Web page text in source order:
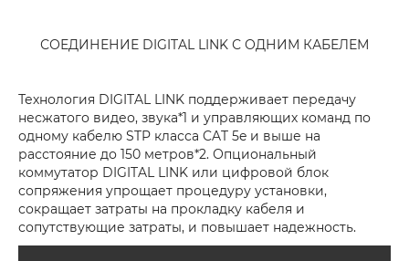
СОЕДИНЕНИЕ DIGITAL LINK С ОДНИМ КАБЕЛЕМ
Технология DIGITAL LINK поддерживает передачу
несжатого видео, звука*1 и управляющих команд по
одному кабелю STP класса CAT 5e и выше на
расстояние до 150 метров*2. Опциональный
коммутатор DIGITAL LINK или цифровой блок
сопряжения упрощает процедуру установки,
сокращает затраты на прокладку кабеля и
сопутствующие затраты, и повышает надежность.